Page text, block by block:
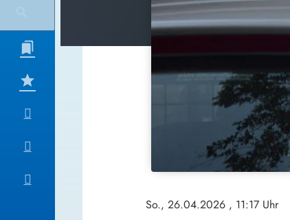
So., 26.04.2026 , 11:17 Uhr